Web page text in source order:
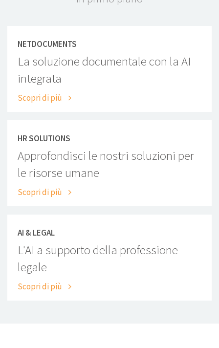
NETDOCUMENTS
La soluzione documentale con la AI
integrata
Scopri di più
HR SOLUTIONS
Approfondisci le nostri soluzioni per
le risorse umane
Scopri di più
AI & LEGAL
L'AI a supporto della professione
legale
Scopri di più